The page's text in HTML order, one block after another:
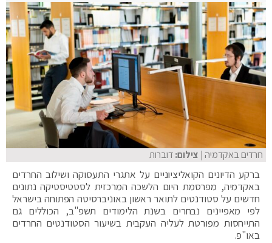
חרדים באקדמיה| צילום:דוברות
ברקע הדיונים הקואליציוניים על אתגרי התעסוקה ושילוב החרדים
באקדמיה, מפרסמת היום הלשכה המרכזית לסטטיסטיקה נתונים
חדשים על סטודנטים לתואר ראשון באוניברסיטה הפתוחה בישראל
לפי מאפיינים נבחרים בשנת הלימודים תשפ"ב, הכוללים גם
התייחסות מפורטת לעליה העקבית בשיעור הסטודנטים החרדים
באו"פ.